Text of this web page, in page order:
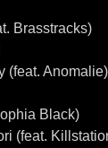
Brasstracks)
(feat. Anomalie)
Black)
(feat.